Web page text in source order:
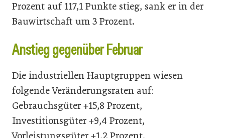
Prozent auf 117,1 Punkte stieg, sank er in der
Bauwirtschaft um 3 Prozent.
Anstieg gegenüber Februar
Die industriellen Hauptgruppen wiesen
folgende Veränderungsraten auf:
Gebrauchsgüter +15,8 Prozent,
Investitionsgüter +9,4 Prozent,